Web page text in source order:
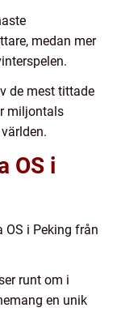
medan mer
de mest tittade
miljontals
OS i
OS i Peking från
runt om i
en unik